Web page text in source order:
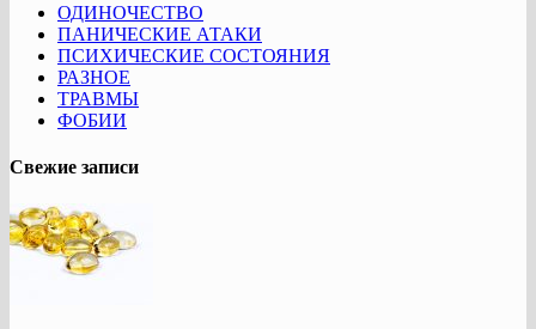
ОДИНОЧЕСТВО
ПАНИЧЕСКИЕ АТАКИ
ПСИХИЧЕСКИЕ СОСТОЯНИЯ
РАЗНОЕ
ТРАВМЫ
ФОБИИ
Свежие записи